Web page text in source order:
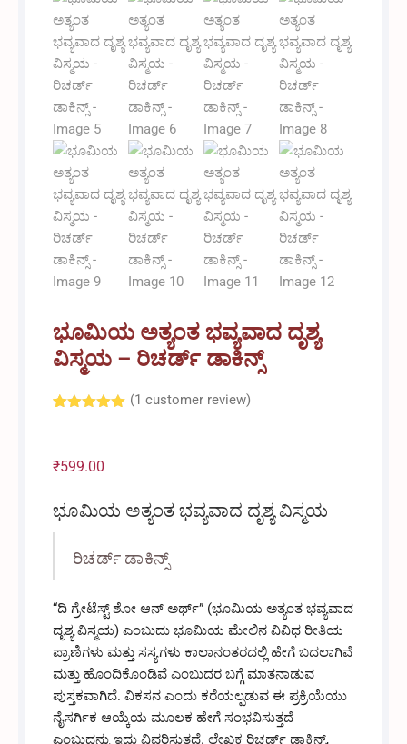
ಭೂಮಿಯ ಅತ್ಯಂತ ಭವ್ಯವಾದ ದೃಶ್ಯ
ವಿಸ್ಮಯ – ರಿಚರ್ಡ್ ಡಾಕಿನ್ಸ್
customer
rating
(1 customer review)
₹599.00
ಭೂಮಿಯ ಅತ್ಯಂತ ಭವ್ಯವಾದ ದೃಶ್ಯ ವಿಸ್ಮಯ
ರಿಚರ್ಡ್ ಡಾಕಿನ್ಸ್
“ದಿ ಗ್ರೇಟೆಸ್ಟ್ ಶೋ ಆನ್ ಅರ್ಥ್” (ಭೂಮಿಯ ಅತ್ಯಂತ ಭವ್ಯವಾದ
ದೃಶ್ಯ ವಿಸ್ಮಯ) ಎಂಬುದು ಭೂಮಿಯ ಮೇಲಿನ ವಿವಿಧ ರೀತಿಯ
ಪ್ರಾಣಿಗಳು ಮತ್ತು ಸಸ್ಯಗಳು ಕಾಲಾನಂತರದಲ್ಲಿ ಹೇಗೆ ಬದಲಾಗಿವೆ
ಮತ್ತು ಹೊಂದಿಕೊಂಡಿವೆ ಎಂಬುದರ ಬಗ್ಗೆ ಮಾತನಾಡುವ
ಪುಸ್ತಕವಾಗಿದೆ. ವಿಕಸನ ಎಂದು ಕರೆಯಲ್ಪಡುವ ಈ ಪ್ರಕ್ರಿಯೆಯು
ನೈಸರ್ಗಿಕ ಆಯ್ಕೆಯ ಮೂಲಕ ಹೇಗೆ ಸಂಭವಿಸುತ್ತದೆ
ಎಂಬುದನ್ನು ಇದು ವಿವರಿಸುತ್ತದೆ. ಲೇಖಕ ರಿಚರ್ಡ್ ಡಾಕಿನ್ಸ್,